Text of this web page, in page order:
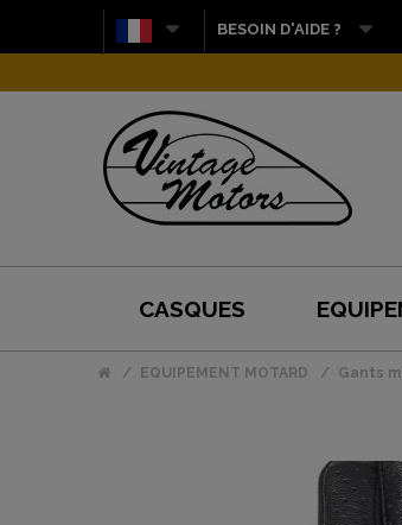
BESOIN D'AIDE ?
CASQUES
EQUIPEMENT MOTARD Gants